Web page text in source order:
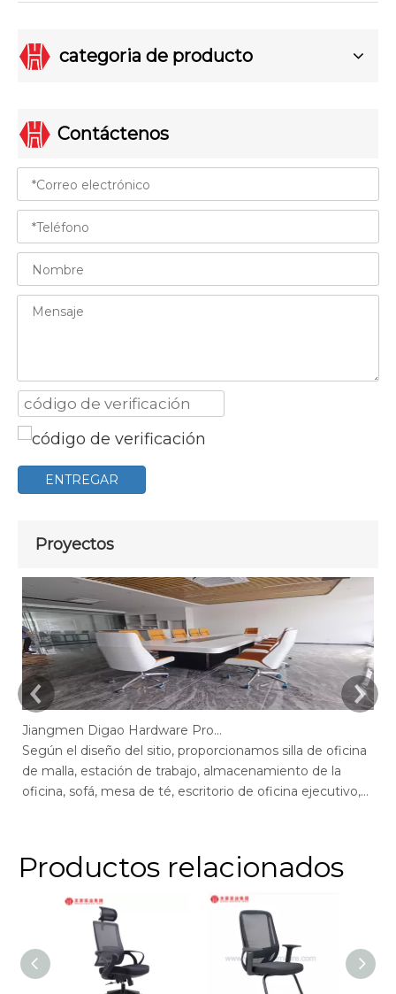
categoria de producto
Contáctenos
ENTREGAR
Proyectos
Jiangmen Digao Hardware Products Company
Según el diseño del sitio, proporcionamos silla de oficina
de malla, estación de trabajo, almacenamiento de la
oficina, sofá, mesa de té, escritorio de oficina ejecutivo,
recepción.
Productos relacionados